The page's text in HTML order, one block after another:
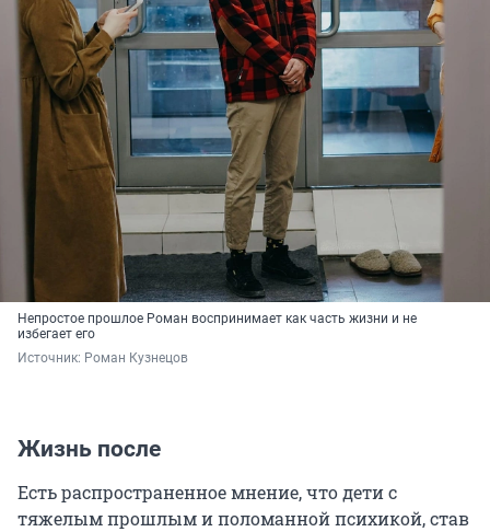
Непростое прошлое Роман воспринимает как часть жизни и не
избегает его
Источник: Роман Кузнецов
Жизнь после
Есть распространенное мнение, что дети с
тяжелым прошлым и поломанной психикой, став